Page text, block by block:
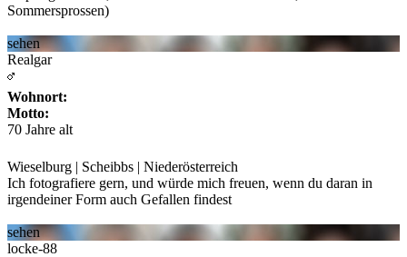
Sommersprossen)
sehen
Realgar
Wohnort:
Motto:
70 Jahre alt
Wieselburg | Scheibbs | Niederösterreich
Ich fotografiere gern, und würde mich freuen, wenn du daran in
irgendeiner Form auch Gefallen findest
sehen
locke-88